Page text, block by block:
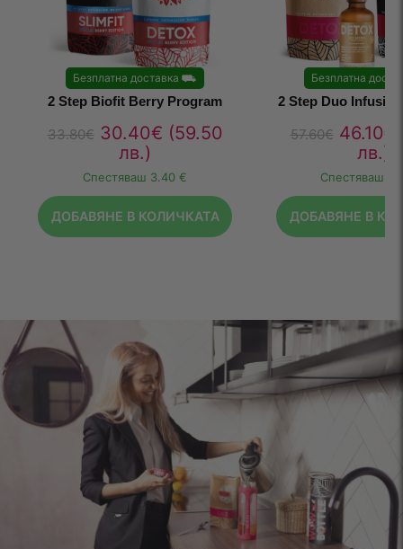
Безплатна доставка ⛟
2 Step Biofit Berry Program
33.80€ 30.40€ (59.50
лв.)
Спестяваш 3.40 €
ДОБАВЯНЕ В КОЛИЧКАТА
Безплатна
2 Step Duo
57.60€ 46.10€
лв.)
Спестяваш
ДОБАВЯНЕ В